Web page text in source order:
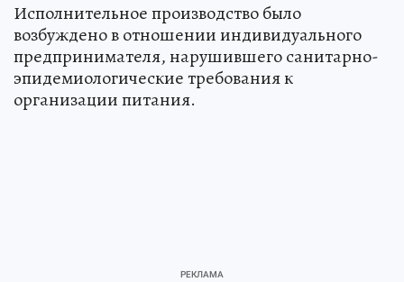
Исполнительное производство было
возбуждено в отношении индивидуального
предпринимателя, нарушившего санитарно-
эпидемиологические требования к
организации питания.